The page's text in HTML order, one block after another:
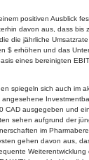
positiven Ausblick
davon aus, dass bis
die jährliche
$ erhöhen und das
eines bereinigten
spiegeln sich auch im
angesehene
CAD ausgegeben und
sehen aufgrund der
im
gehen davon aus,
Weiterentwicklung